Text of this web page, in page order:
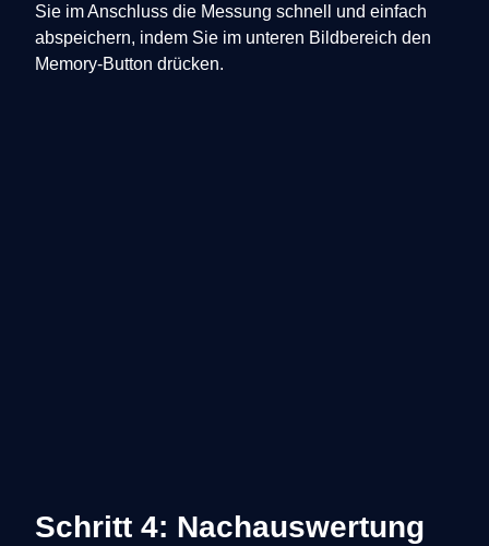
Sie im Anschluss die Messung schnell und einfach
abspeichern, indem Sie im unteren Bildbereich den
Memory-Button drücken.
Schritt 4: Nachauswertung